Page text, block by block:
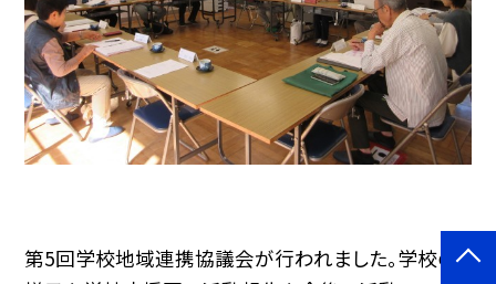
第5回学校地域連携協議会が行われました。学校の